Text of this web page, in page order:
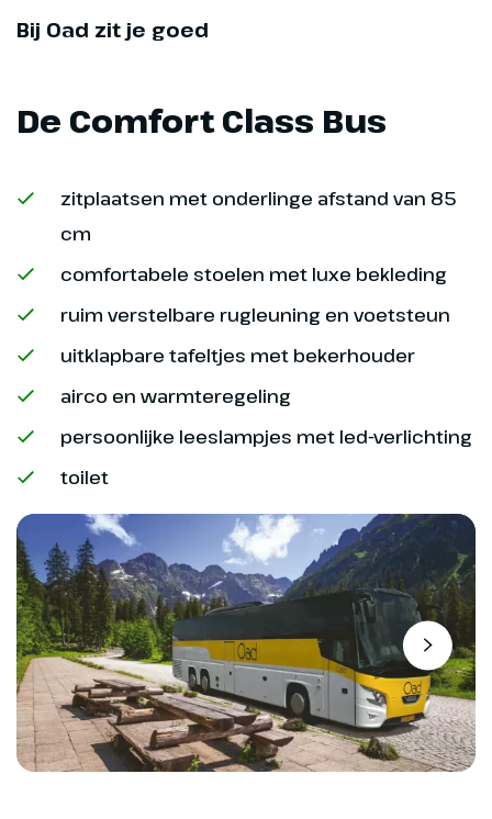
Dag 8
Vandaag rijden we in de vroege
Na aankomst in Didam genieten
we nog samen van een
Bij Oad zit je goed
De Comfort Class Bus
zitplaatsen met onderlinge afstand van 85
cm
comfortabele stoelen met luxe bekleding
ruim verstelbare rugleuning en voetsteun
uitklapbare tafeltjes met bekerhouder
airco en warmteregeling
persoonlijke leeslampjes met led-verlichting
toilet